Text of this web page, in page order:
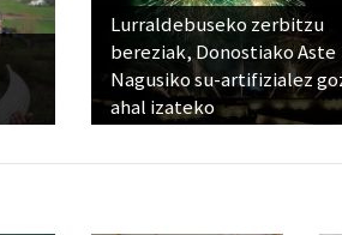
Lurraldebuseko zerbitzu
bereziak, Donostiako Aste
Nagusiko su-artifizialez
ahal izateko